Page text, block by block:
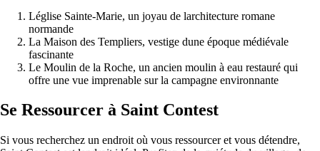
Léglise Sainte-Marie, un joyau de larchitecture romane
normande
La Maison des Templiers, vestige dune époque médiévale
fascinante
Le Moulin de la Roche, un ancien moulin à eau restauré qui
offre une vue imprenable sur la campagne environnante
Se Ressourcer à Saint Contest
Si vous recherchez un endroit où vous ressourcer et vous détendre,